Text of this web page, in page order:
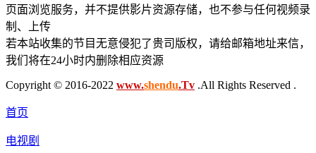
页面浏览服务，并不提供影片资源存储，也不参与任何视频录
制、上传
若本站收集的节目无意侵犯了贵司版权，请给邮箱地址来信，
我们将在24小时内删除相应资源
Copyright © 2016-2022 www.shendu.Tv .All Rights Reserved .
首页
电视剧